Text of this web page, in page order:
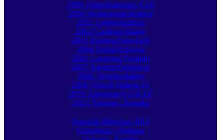
1999: Alpen/Samnaun (CH)
2000: Wolkenstein/Südtirol
2001: Leifers/Südtirol
2002: Gardasee/Italien
2003: Kärnten/Österreich
2004: Salouf/Schweiz
2005: Lavarone/Trentino
2007: Kärnten/Österreich
2008: Trentino/Italien
2009: Foxi di Vallarsa (I)
2010: Alpentour A-CH-I-F
2013: Toskana - Korsika
Startseite Bikertage 2013
Erzgebirge - Toskana